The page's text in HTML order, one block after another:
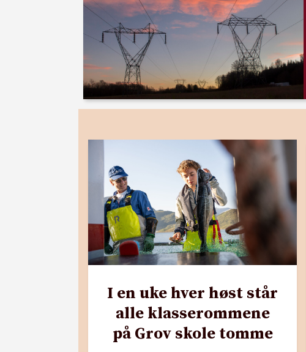
I en uke hver høst står
alle klasserommene
på Grov skole tomme